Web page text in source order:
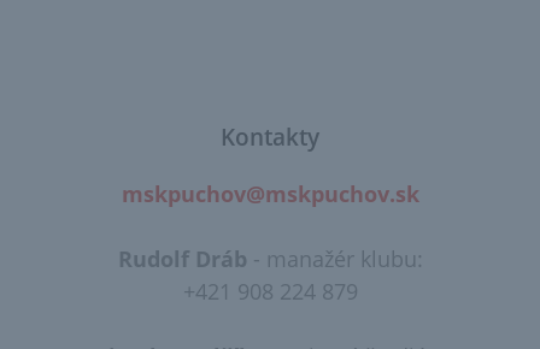
Kontakty
mskpuchov@mskpuchov.sk
Rudolf Dráb ​ - manažér klubu:
+421 908 224 879